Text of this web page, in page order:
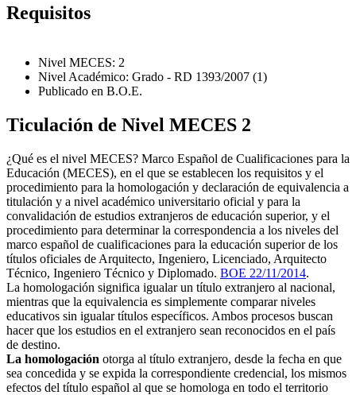
Requisitos
Nivel MECES: 2
Nivel Académico: Grado - RD 1393/2007 (1)
Publicado en B.O.E.
Ticulación de Nivel MECES 2
¿Qué es el nivel MECES? Marco Español de Cualificaciones para la
Educación (MECES), en el que se establecen los requisitos y el
procedimiento para la homologación y declaración de equivalencia a
titulación y a nivel académico universitario oficial y para la
convalidación de estudios extranjeros de educación superior, y el
procedimiento para determinar la correspondencia a los niveles del
marco español de cualificaciones para la educación superior de los
títulos oficiales de Arquitecto, Ingeniero, Licenciado, Arquitecto
Técnico, Ingeniero Técnico y Diplomado. BOE 22/11/2014.
La homologación significa igualar un título extranjero al nacional,
mientras que la equivalencia es simplemente comparar niveles
educativos sin igualar títulos específicos. Ambos procesos buscan
hacer que los estudios en el extranjero sean reconocidos en el país
de destino.
La homologación otorga al título extranjero, desde la fecha en que
sea concedida y se expida la correspondiente credencial, los mismos
efectos del título español al que se homologa en todo el territorio